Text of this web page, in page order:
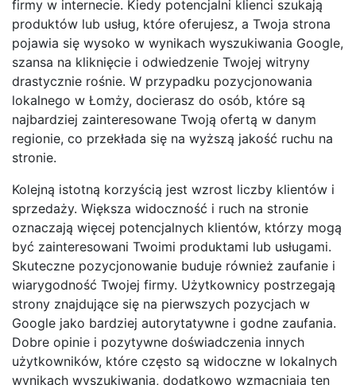
firmy w internecie. Kiedy potencjalni klienci szukają
produktów lub usług, które oferujesz, a Twoja strona
pojawia się wysoko w wynikach wyszukiwania Google,
szansa na kliknięcie i odwiedzenie Twojej witryny
drastycznie rośnie. W przypadku pozycjonowania
lokalnego w Łomży, docierasz do osób, które są
najbardziej zainteresowane Twoją ofertą w danym
regionie, co przekłada się na wyższą jakość ruchu na
stronie.
Kolejną istotną korzyścią jest wzrost liczby klientów i
sprzedaży. Większa widoczność i ruch na stronie
oznaczają więcej potencjalnych klientów, którzy mogą
być zainteresowani Twoimi produktami lub usługami.
Skuteczne pozycjonowanie buduje również zaufanie i
wiarygodność Twojej firmy. Użytkownicy postrzegają
strony znajdujące się na pierwszych pozycjach w
Google jako bardziej autorytatywne i godne zaufania.
Dobre opinie i pozytywne doświadczenia innych
użytkowników, które często są widoczne w lokalnych
wynikach wyszukiwania, dodatkowo wzmacniają ten